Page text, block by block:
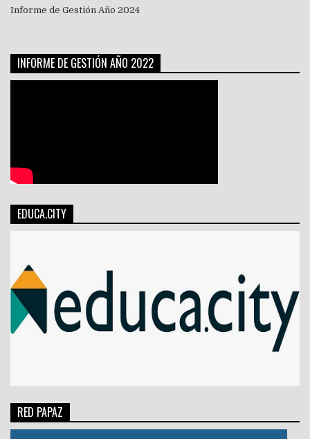
Informe de Gestión Año 2024
INFORME DE GESTIÓN AÑO 2022
EDUCA.CITY
RED PAPAZ